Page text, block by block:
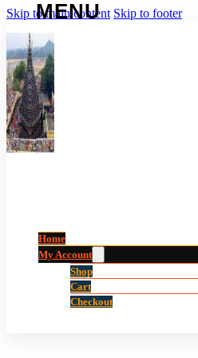
Skip to main content Skip to footer
Home
My Account
Shop
Cart
Checkout